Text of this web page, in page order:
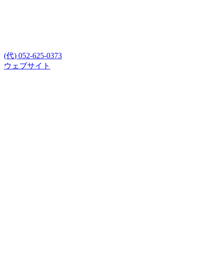
(代) 052-625-0373
ウェブサイト